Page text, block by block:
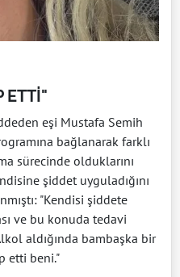
ETTİ"
eşi Mustafa Semih
bağlanarak farklı
sürecinde olduklarını
şiddet uyguladığını
"Kendisi şiddete
ve bu konuda tedavi
aldığında bambaşka bir
etti beni."